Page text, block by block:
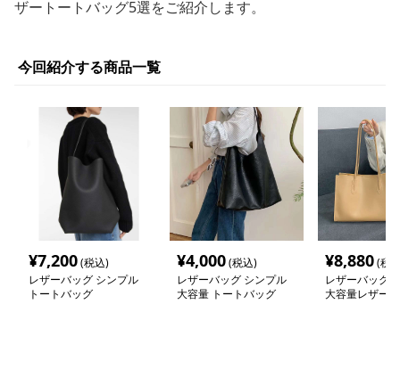
ザートートバッグ5選をご紹介します。
今回紹介する商品一覧
¥7,200(税込)
レザーバッグ シンプル
トートバッグ
¥4,000(税込)
レザーバッグ シンプル
大容量 トートバッグ
¥8,880(税
レザーバッグ
大容量レザー